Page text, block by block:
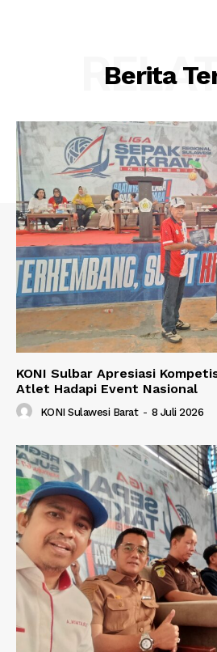
Berita
KONI Sulbar Apresiasi
Atlet Hadapi Event Nasional
KONI Sulawesi Barat - 8 Juli 2026